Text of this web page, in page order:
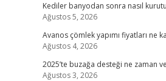
Kediler banyodan sonra nasıl
Ağustos 5, 2026
Avanos çömlek yapımı fiyatları ne
Ağustos 4, 2026
2025’te buzağa desteği ne zaman
Ağustos 3, 2026